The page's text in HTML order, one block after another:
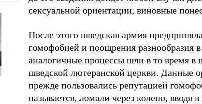
сексуальной ориентации, виновные
После этого шведская армия
гомофобией и поощрения разнообразия
аналогичные процессы шли в то время в
шведской лютеранской церкви. Данные
прежде пользовались репутацией
называется, ломали через колено, вводя